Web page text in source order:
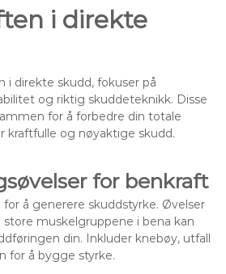
i direkte
i direkte skudd, fokuser på
og riktig skuddeteknikk. Disse
for å forbedre din totale
kraftfulle og nøyaktige skudd.
for benkraft
å generere skuddstyrke. Øvelser
muskelgruppene i bena kan
din. Inkluder knebøy, utfall
for å bygge styrke.